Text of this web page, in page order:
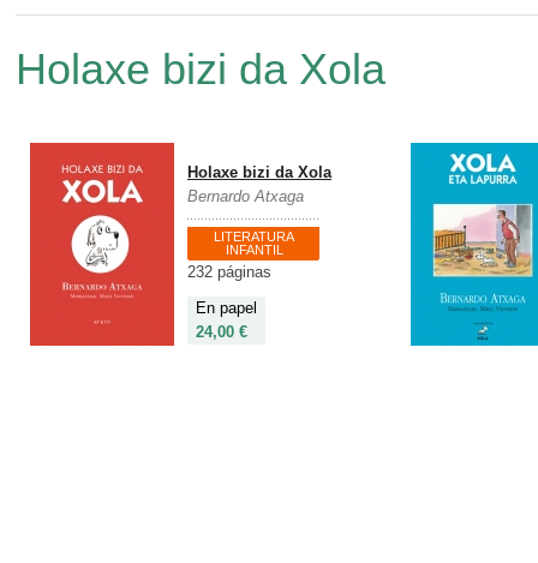
Holaxe bizi da Xola
Holaxe bizi da Xola
Bernardo Atxaga
LITERATURA
INFANTIL
232 páginas
En papel
24,00 €